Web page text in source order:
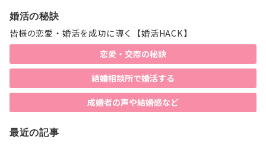
婚活の秘訣
皆様の恋愛・婚活を成功に導く【婚活HACK】
恋愛・交際の秘訣
結婚相談所で婚活する
成婚者の声や結婚感など
最近の記事